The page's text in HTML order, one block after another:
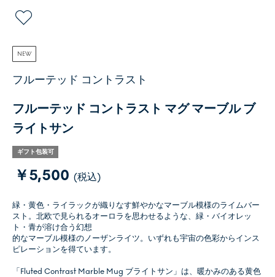
NEW
フルーテッド コントラスト
フルーテッド コントラスト マグ マーブル ブ
ライトサン
ギフト包装可
￥5,500 (税込)
緑・黄色・ライラックが織りなす鮮やかなマーブル模様のライムバー
スト。北欧で見られるオーロラを思わせるような、緑・バイオレッ
ト・青が溶け合う幻想
的なマーブル模様のノーザンライツ。いずれも宇宙の色彩からインス
ピレーションを得ています。
「Fluted Contrast Marble Mug ブライトサン」は、暖かみのある黄色